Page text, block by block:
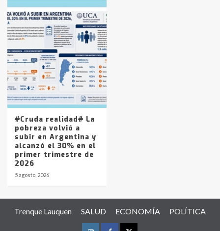
#Cruda realidad# La
pobreza volvió a
subir en Argentina y
alcanzó el 30% en el
primer trimestre de
2026
5 agosto, 2026
Trenque Lauquen SALUD ECONOMÍA POLÍTICA